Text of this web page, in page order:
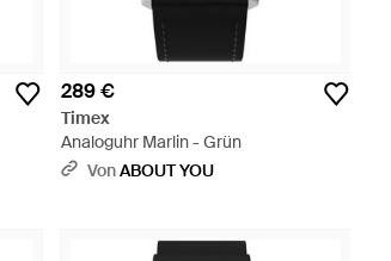
289 €
Timex
Analoguhr Marlin - Grün
VonABOUT YOU